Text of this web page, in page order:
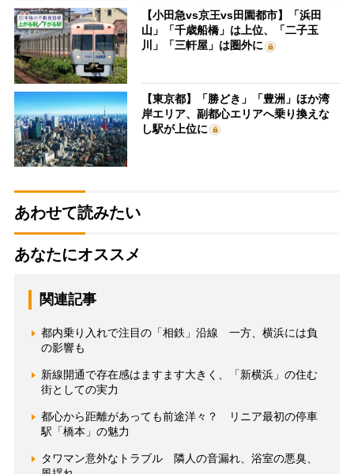
【小田急vs京王vs田園都市】「浜田
山」「千歳船橋」は上位、「二子玉
川」「三軒屋」は圏外に
【東京都】「勝どき」「豊洲」ほか湾
岸エリア、副都心エリアへ乗り換えな
し駅が上位に
あわせて読みたい
あなたにオススメ
関連記事
都内乗り入れで注目の「相鉄」沿線 一方、横浜には負
の影響も
新線開通で存在感はますます大きく、「新横浜」の住む
街としての実力
都心から距離があっても前途洋々？ リニア最初の停車
駅「橋本」の魅力
タワマン意外なトラブル 隣人の音漏れ、浴室の悪臭、